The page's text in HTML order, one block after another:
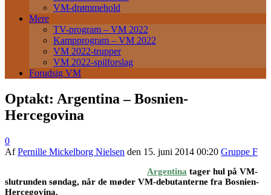
VM-drømmehold
Mere
TV-program – VM 2022
Kampprogram – VM 2022
VM 2022-trupper
VM 2022-spilforslag
Forudsig VM
Optakt: Argentina – Bosnien-
Hercegovina
0
AfPernille Mickelborg Nielsen den 15. juni 2014 00:20 Gruppe F
Argentina tager hul på VM-
slutrunden søndag, når de møder VM-debutanterne fra Bosnien-
Hercegovina.